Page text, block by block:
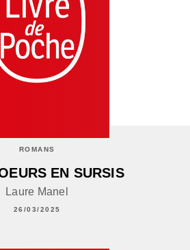
ROMANS
EN SURSIS
Laure Manel
26/03/2025